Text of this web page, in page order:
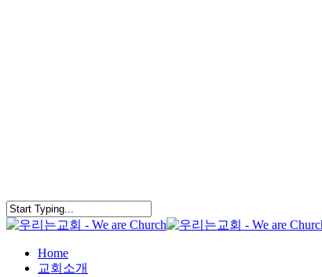
search
Menu
Home
교회소개